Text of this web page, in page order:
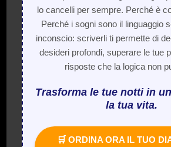
lo cancelli per sempre. Perché è
Perché i sogni sono il linguaggio
inconscio: scriverli ti permette di
desideri profondi, superare le tue
risposte che la logica non
Trasforma le tue notti in
la tua vita.
🛒 ORDINA ORA IL TUO